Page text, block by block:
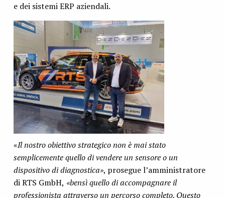
e dei sistemi ERP aziendali.
«Il nostro obiettivo strategico non è mai stato
semplicemente quello di vendere un sensore o un
dispositivo di diagnostica», prosegue l’amministratore
di RTS GmbH, «bensì quello di accompagnare il
professionista attraverso un percorso completo. Questo